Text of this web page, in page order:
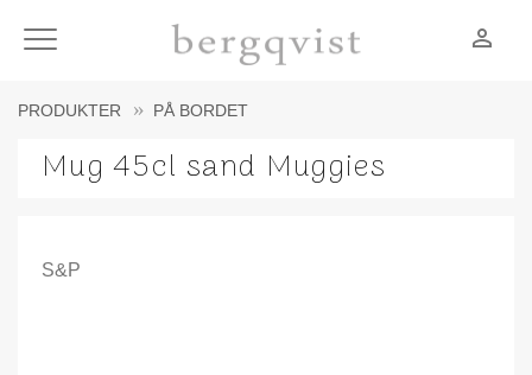
Meny person_outline
PRODUKTER PÅ BORDET
Mug 45cl sand Muggies
S&P